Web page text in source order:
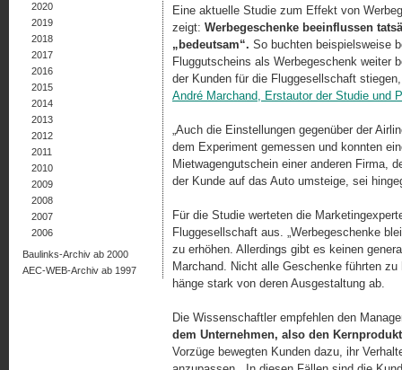
Eine aktuelle Studie zum Effekt von
zeigt: Werbegeschenke beeinflussen
„bedeutsam“. So buchten beispielsweise
Fluggutscheins als Werbegeschenk weiter
der Kunden für die Fluggesellschaft
André Marchand, Erstautor der Studie und
„Auch die Einstellungen gegenüber der
dem Experiment gemessen und konnten
Mietwagengutschein einer anderen Firma,
der Kunde auf das Auto umsteige, sei
Für die Studie werteten die
Fluggesellschaft aus. „Werbegeschenke
zu erhöhen. Allerdings gibt es keinen
Marchand. Nicht alle Geschenke führten
hänge stark von deren Ausgestaltung ab.
Die Wissenschaftler empfehlen den
dem Unternehmen, also den
Vorzüge bewegten Kunden dazu, ihr
2020
2019
2018
2017
2016
2015
2014
2013
2012
2011
2010
2009
2008
2007
2006
Baulinks-Archiv ab 2000
AEC-WEB-Archiv ab 1997